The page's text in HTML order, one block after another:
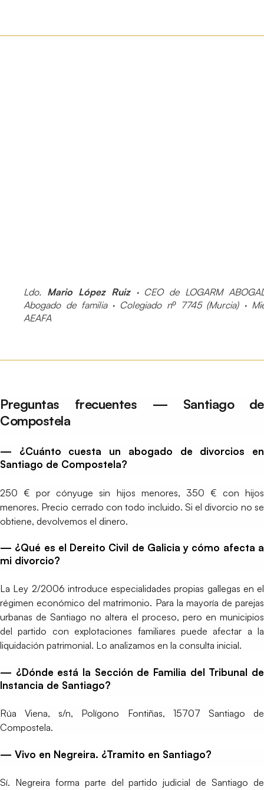
Ldo. Mario López Ruiz· CEO de LOGARM
Abogado de familia · Colegiado nº 7745 (Murcia) ·
AEAFA
Preguntas frecuentes — Santiago de
Compostela
— ¿Cuánto cuesta un abogado de divorcios en
Santiago de Compostela?
250 € por cónyuge sin hijos menores, 350 € con hijos
menores. Precio cerrado con todo incluido. Si el divorcio no se
obtiene, devolvemos el dinero.
— ¿Qué es el Dereito Civil de Galicia y cómo afecta a
mi divorcio?
La Ley 2/2006 introduce especialidades propias gallegas en el
régimen económico del matrimonio. Para la mayoría de parejas
urbanas de Santiago no altera el proceso, pero en municipios
del partido con explotaciones familiares puede afectar a la
liquidación patrimonial. Lo analizamos en la consulta inicial.
— ¿Dónde está la Sección de Familia del Tribunal de
Instancia de Santiago?
Rúa Viena, s/n, Polígono Fontiñas, 15707 Santiago de
Compostela.
— Vivo en Negreira. ¿Tramito en Santiago?
Sí. Negreira forma parte del partido judicial de Santiago de